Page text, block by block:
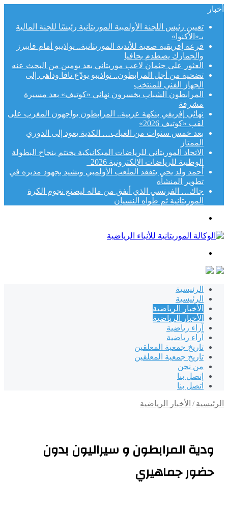
أخبار
تعيين رئيس اللجنة الأولمبية الموريتانية رئيسًا للجنة المالية
بـ«الأكنوا»
قرعة إفريقية صعبة للأندية الموريتانية.. نواذيبو أمام فايبرز
والجمارك يصطدم بحافيا
العثور على جثمان لاعب موريتاني بعد يومين من البحث عنه
تضحية من أجل المرابطون.. نواذيبو يودّع تافا وداهي إلى
الجهاز الفني للمنتخب
المرابطون الشباب يخسرون نهائي «كوتيف» بعد مسيرة
مشرفة
نهائي إفريقي بنكهة عربية.. المرابطون يواجهون المغرب على
لقب «كوتيف 2026»
بعد خمس سنوات من الغياب… الكدية يعود إلى الدوري
الممتاز
الاتحاد الموريتاني للرياضات الميكانيكية يختتم بنجاح البطولة
الوطنية للرياضات الإلكترونية 2026
أحمد ولد يحي يتفقد الملعب الأولمبي ويشيد بجهود مديره في
تطوير المنشأة
جاك… الفرنسي الذي أنفق من ماله ليصنع نجوم الكرة
الموريتانية ثم طواه النسيان
الرئيسية
الرئيسية
الأخبار الرياضية
الأخبار الرياضية
آراء رياضية
آراء رياضية
تاريخ جمعية المعلقين
تاريخ جمعية المعلقين
من نحن
إتصل بنا
اتصل بنا
الرئيسية /الأخبار الرياضية
ودية المرابطون و سيراليون بدون
حضور جماهيري